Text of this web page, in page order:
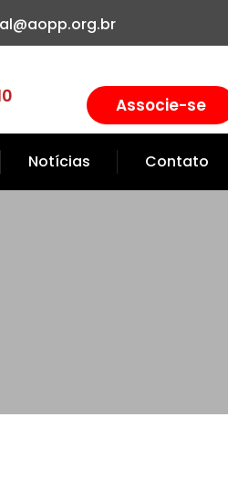
Associe-se
Notícias Contato